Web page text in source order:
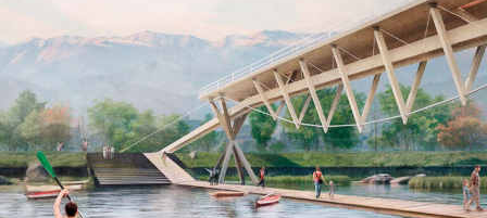
Innovación
impulsado
desde
la
FARAC